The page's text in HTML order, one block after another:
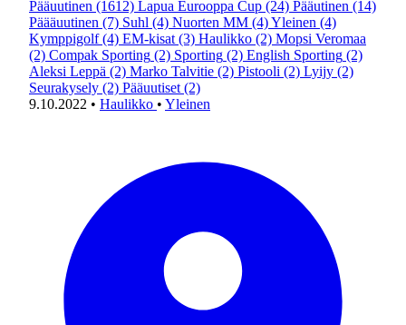
Pääuutinen (1612) Lapua Eurooppa Cup (24) Pääutinen (14)
Päääuutinen (7) Suhl (4) Nuorten MM (4)Yleinen (4)
Kymppigolf (4) EM-kisat (3) Haulikko (2) Mopsi Veromaa
(2) Compak Sporting (2) Sporting (2) English Sporting (2)
Aleksi Leppä (2) Marko Talvitie (2) Pistooli (2) Lyijy (2)
Seurakysely (2) Pääuutiset (2)
9.10.2022 • Haulikko • Yleinen